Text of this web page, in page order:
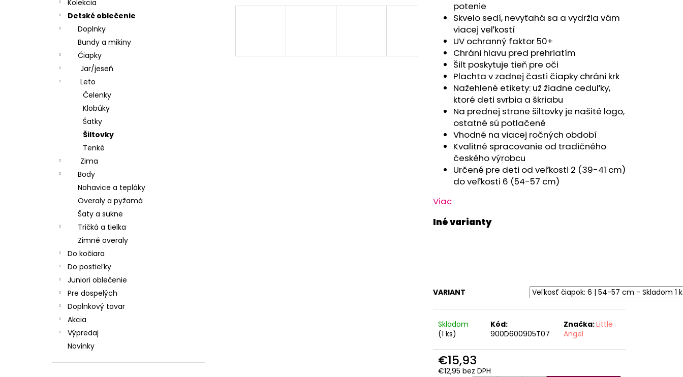
Kolekcia
Detské oblečenie
Doplnky
Bundy a mikiny
Čiapky
Jar/jeseň
Leto
Čelenky
Klobúky
Šatky
Šiltovky
Tenké
Zima
Body
Nohavice a tepláky
Overaly a pyžamá
Šaty a sukne
Tričká a tielka
Zimné overaly
Do kočiara
Do postieľky
Juniori oblečenie
Pre dospelých
Doplnkový tovar
Akcia
Výpredaj
Novinky
potenie
Skvelo sedí, nevyťahá sa a vydržia vám
viacej veľkostí
UV ochranný faktor 50+
Chráni hlavu pred prehriatím
Šilt poskytuje tieň pre oči
Plachta v zadnej časti čiapky chráni krk
Nažehlené etikety: už žiadne ceduľky,
ktoré deti svrbia a škriabu
Na prednej strane šiltovky je našité logo,
ostatné sú potlačené
Vhodné na viacej ročných období
Kvalitné spracovanie od tradičného
českého výrobcu
Určené pre deti od veľkosti 2 (39-41 cm)
do veľkosti 6 (54-57 cm)
Viac
VARIANT
Skladom
(1 ks)
Kód:
900D600905T07
Značka:Little
Angel
€15,93
€12,95 bez DPH
€19,70
FARMA